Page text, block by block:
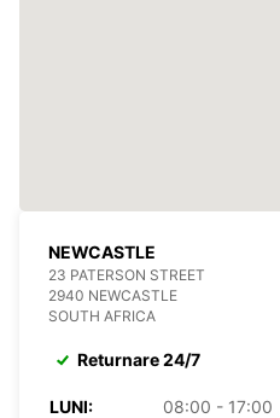
NEWCASTLE
23 PATERSON STREET
2940 NEWCASTLE
SOUTH AFRICA
Returnare 24/7
LUNI:
08:00 - 17:00